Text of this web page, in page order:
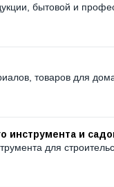
бытовой и
товаров для
инструмента и
для